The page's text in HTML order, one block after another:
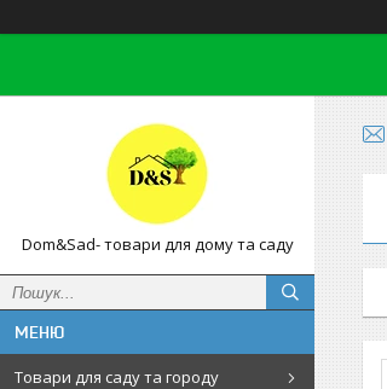
Dom&Sad- товари для дому та саду
Товари для саду та городу